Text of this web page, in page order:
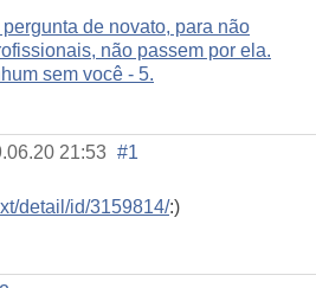
de novato, para não
não passem por ela.
sem você - 5.
21:53 #1
detail/id/3159814/:)